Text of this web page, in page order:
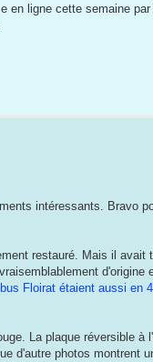
en ligne cette semaine
intéressants. Bravo
restauré. Mais il
d'origine
Floirat étaient aussi en
La plaque réversible
d'autre photos montrent